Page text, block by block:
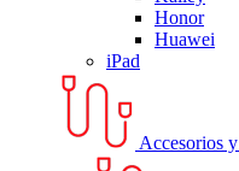
Honor
Huawei
iPad
Accesorios